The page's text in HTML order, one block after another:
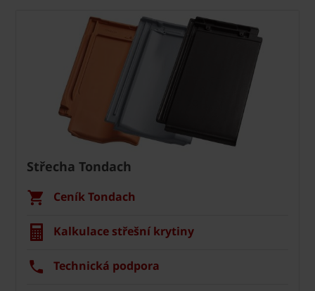
Střecha Tondach
Ceník Tondach
Kalkulace střešní krytiny
Technická podpora